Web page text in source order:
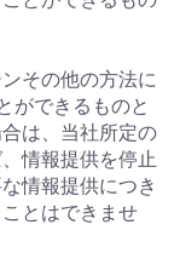
その他の方法に
ができるものと
は、当社所定の
情報提供を停止
情報提供につき
とはできませ